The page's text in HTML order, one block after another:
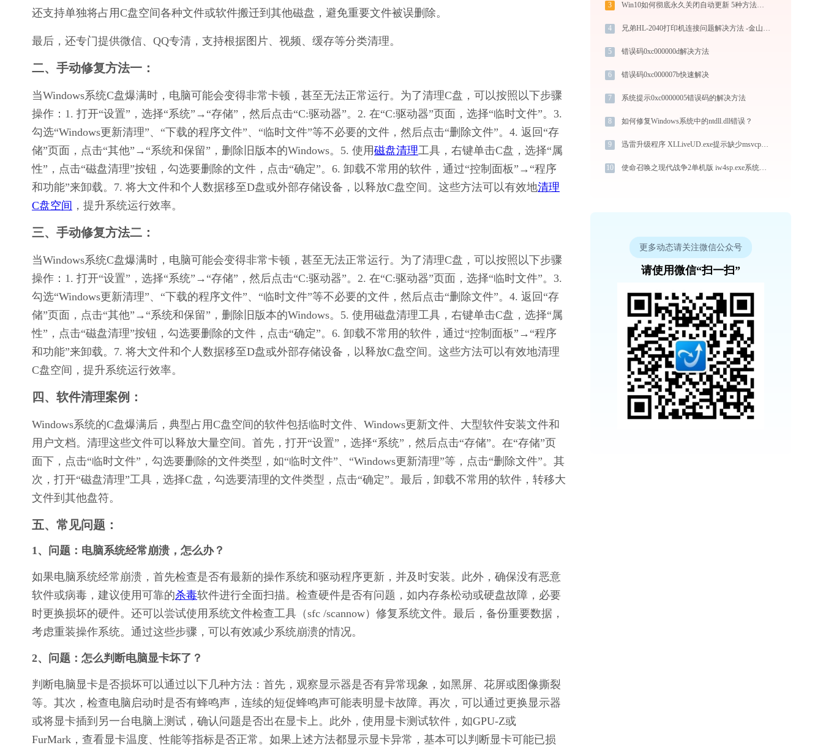
还支持单独将占用C盘空间各种文件或软件搬迁到其他磁盘，避免重要文件被误删除。
最后，还专门提供微信、QQ专清，支持根据图片、视频、缓存等分类清理。
二、手动修复方法一：
当Windows系统C盘爆满时，电脑可能会变得非常卡顿，甚至无法正常运行。为了清理C盘，可以按照以下步骤
操作：1. 打开“设置”，选择“系统”→“存储”，然后点击“C:驱动器”。2. 在“C:驱动器”页面，选择“临时文件”。3.
勾选“Windows更新清理”、“下载的程序文件”、“临时文件”等不必要的文件，然后点击“删除文件”。4. 返回“存
储”页面，点击“其他”→“系统和保留”，删除旧版本的Windows。5. 使用磁盘清理工具，右键单击C盘，选择“属
性”，点击“磁盘清理”按钮，勾选要删除的文件，点击“确定”。6. 卸载不常用的软件，通过“控制面板”→“程序
和功能”来卸载。7. 将大文件和个人数据移至D盘或外部存储设备，以释放C盘空间。这些方法可以有效地清理
C盘空间 ，提升系统运行效率。
三、手动修复方法二：
当Windows系统C盘爆满时，电脑可能会变得非常卡顿，甚至无法正常运行。为了清理C盘，可以按照以下步骤
操作：1. 打开“设置”，选择“系统”→“存储”，然后点击“C:驱动器”。2. 在“C:驱动器”页面，选择“临时文件”。3.
勾选“Windows更新清理”、“下载的程序文件”、“临时文件”等不必要的文件，然后点击“删除文件”。4. 返回“存
储”页面，点击“其他”→“系统和保留”，删除旧版本的Windows。5. 使用磁盘清理工具，右键单击C盘，选择“属
性”，点击“磁盘清理”按钮，勾选要删除的文件，点击“确定”。6. 卸载不常用的软件，通过“控制面板”→“程序
和功能”来卸载。7. 将大文件和个人数据移至D盘或外部存储设备，以释放C盘空间。这些方法可以有效地清理
C盘空间，提升系统运行效率。
四、软件清理案例：
Windows系统的C盘爆满后，典型占用C盘空间的软件包括临时文件、Windows更新文件、大型软件安装文件和
用户文档。清理这些文件可以释放大量空间。首先，打开“设置”，选择“系统”，然后点击“存储”。在“存储”页
面下，点击“临时文件”，勾选要删除的文件类型，如“临时文件”、“Windows更新清理”等，点击“删除文件”。其
次，打开“磁盘清理”工具，选择C盘，勾选要清理的文件类型，点击“确定”。最后，卸载不常用的软件，转移大
文件到其他盘符。
五、常见问题：
1、问题：电脑系统经常崩溃，怎么办？
如果电脑系统经常崩溃，首先检查是否有最新的操作系统和驱动程序更新，并及时安装。此外，确保没有恶意
软件或病毒，建议使用可靠的杀毒软件进行全面扫描。检查硬件是否有问题，如内存条松动或硬盘故障，必要
时更换损坏的硬件。还可以尝试使用系统文件检查工具（sfc /scannow）修复系统文件。最后，备份重要数据，
考虑重装操作系统。通过这些步骤，可以有效减少系统崩溃的情况。
2、问题：怎么判断电脑显卡坏了？
判断电脑显卡是否损坏可以通过以下几种方法：首先，观察显示器是否有异常现象，如黑屏、花屏或图像撕裂
等。其次，检查电脑启动时是否有蜂鸣声，连续的短促蜂鸣声可能表明显卡故障。再次，可以通过更换显示器
或将显卡插到另一台电脑上测试，确认问题是否出在显卡上。此外，使用显卡测试软件，如GPU-Z或
FurMark，查看显卡温度、性能等指标是否正常。如果上述方法都显示显卡异常，基本可以判断显卡可能已损
3 Win10如何彻底永久关闭自动更新 5种方法教你永久关闭win10自动更新
4 兄弟HL-2040打印机连接问题解决方法 -金山毒霸
5 错误码0xc000000d解决方法
6 错误码0xc000007b快速解决
7 系统提示0xc0000005错误码的解决方法
8 如何修复Windows系统中的ntdll.dll错误？
9 迅雷升级程序 XLLiveUD.exe提示缺少msvcp120.dll文件的解决办法
10 使命召唤之现代战争2单机版 iw4sp.exe系统错误mss32.dll丢失如何解决
更多动态请关注微信公众号
请使用微信“扫一扫”